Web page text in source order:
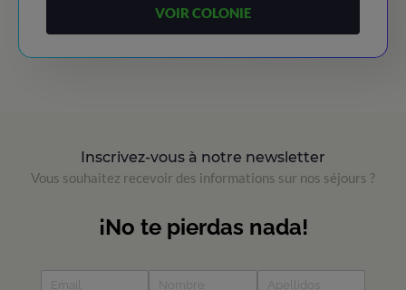
VOIR COLONIE
Inscrivez-vous à notre newsletter
Vous souhaitez recevoir des informations sur nos séjours ?